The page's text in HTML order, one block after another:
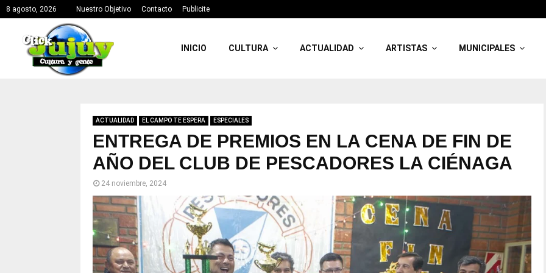
8 agosto, 2026 Nuestro Objetivo Contacto Publicite
INICIO CULTURA ACTUALIDAD ARTISTAS MUNICIPALES
ACTUALIDAD EL CAMPO TE ESPERA ESPECIALES
ENTREGA DE PREMIOS EN LA CENA DE FIN DE
AÑO DEL CLUB DE PESCADORES LA CIÉNAGA
24 noviembre, 2024